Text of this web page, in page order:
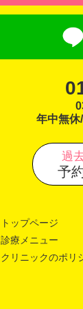
年中無
過
予
トップページ
診療メニュー
クリニックのポリ